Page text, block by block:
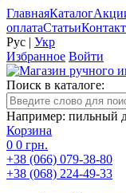
ГлавнаяКаталог
оплатаСтатьи
Рус | Укр
Избранное Войти
Поиск в каталоге:
Например: пильный
Корзина
0 0 грн.
+38 (066) 079-38-80
+38 (068) 224-49-33